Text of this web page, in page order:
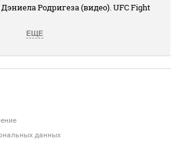
Родригеза (видео). UFC Fight
ЕЩЕ
данных